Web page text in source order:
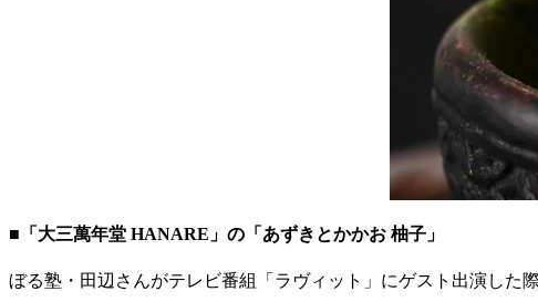
■「大三萬年堂 HANARE」の「あずきとかかお 柚子」
ぼる塾・田辺さんがテレビ番組「ラヴィット」にゲスト出演した